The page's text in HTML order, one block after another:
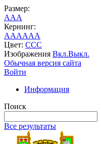
Размер:
AAA
Кернинг:
AAAAAA
Цвет: CCC
Изображения Вкл.Выкл.
Обычная версия сайта
Войти
Информация
Поиск
Все результаты